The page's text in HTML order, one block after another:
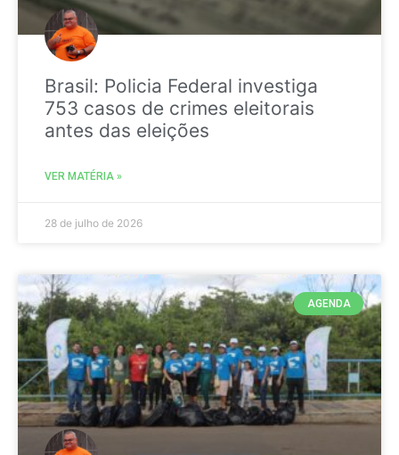
Brasil: Policia Federal investiga
753 casos de crimes eleitorais
antes das eleições
VER MATÉRIA »
28 de julho de 2026
AGENDA